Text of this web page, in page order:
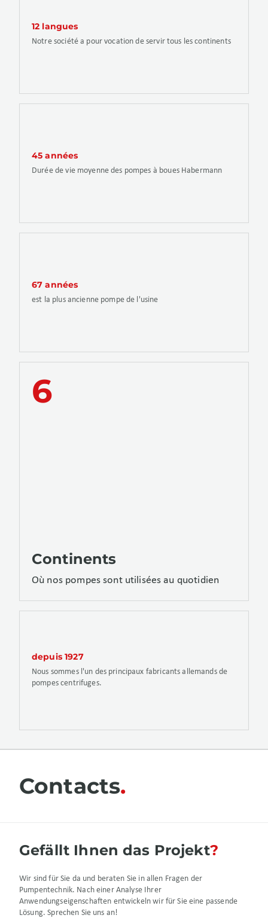
12 langues
Notre société a pour vocation de servir tous les continents
45 années
Durée de vie moyenne des pompes à boues Habermann
67 années
est la plus ancienne pompe de l'usine
6
Continents
Où nos pompes sont utilisées au quotidien
depuis 1927
Nous sommes l'un des principaux fabricants allemands de
pompes centrifuges.
Contacts
Gefällt Ihnen das Projekt
Wir sind für Sie da und beraten Sie in allen Fragen der
Pumpentechnik. Nach einer Analyse Ihrer
Anwendungseigenschaften entwickeln wir für Sie eine passende
Lösung. Sprechen Sie uns an!